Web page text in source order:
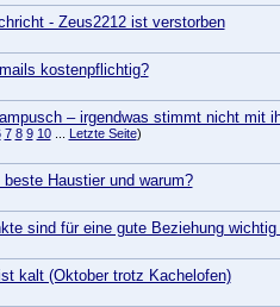
- Zeus2212 ist verstorben
kostenpflichtig?
– irgendwas stimmt nicht mit
7 8 9 10... Letzte Seite)
Haustier und warum?
sind für eine gute Beziehung wichtig
kalt (Oktober trotz Kachelofen)